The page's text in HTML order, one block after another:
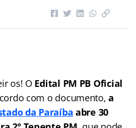
os! O Edital PM PB Oficial
com o documento,a
da Paraíba abre 30